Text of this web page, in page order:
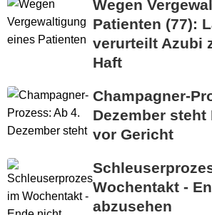
Wegen
Patienten (77):
verurteilt Azubi
Haft
Champagner-
Dezember steht
vor Gericht
Wochentakt -
abzusehen